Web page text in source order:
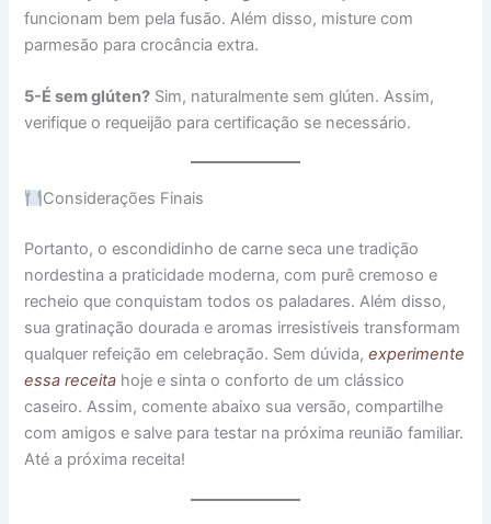
funcionam bem pela fusão. Além disso, misture com
parmesão para crocância extra.
5-É sem glúten? Sim, naturalmente sem glúten. Assim,
verifique o requeijão para certificação se necessário.
Considerações Finais
Portanto, o escondidinho de carne seca une tradição
nordestina a praticidade moderna, com purê cremoso e
recheio que conquistam todos os paladares. Além disso,
sua gratinação dourada e aromas irresistíveis transformam
qualquer refeição em celebração. Sem dúvida,experimente
essa receita hoje e sinta o conforto de um clássico
caseiro. Assim, comente abaixo sua versão, compartilhe
com amigos e salve para testar na próxima reunião familiar.
Até a próxima receita!